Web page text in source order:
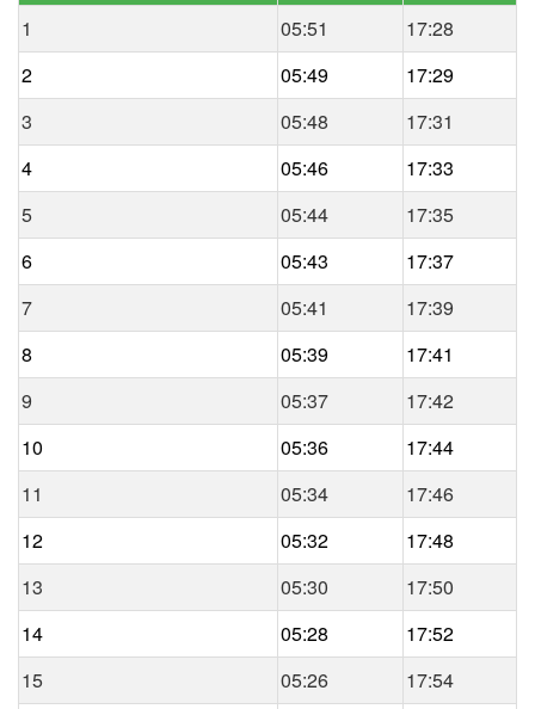
1
05:51
17:28
2
05:49
17:29
3
05:48
17:31
4
05:46
17:33
5
05:44
17:35
6
05:43
17:37
7
05:41
17:39
8
05:39
17:41
9
05:37
17:42
10
05:36
17:44
11
05:34
17:46
12
05:32
17:48
13
05:30
17:50
14
05:28
17:52
15
05:26
17:54